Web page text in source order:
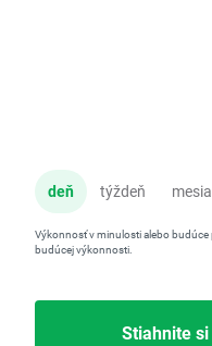
deň týždeň
Výkonnosť v minulosti alebo
budúcej výkonnosti.
Stiahnite